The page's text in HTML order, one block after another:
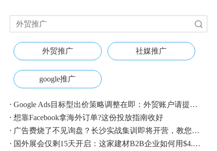
外贸推广 社媒推广
google推广
Google Ads目标型出价策略调整在即：外贸账户请提前校准
想靠Facebook拿海外订单?这份投放指南收好
广告费烧了不见询盘？长沙实战集训即将开营，教您SEM投放+GEO流量收割，把预算变成真订单
国外展会仅剩15天开启：这家建材B2B企业如何用$4.1撬动近500条本地经销商线索？